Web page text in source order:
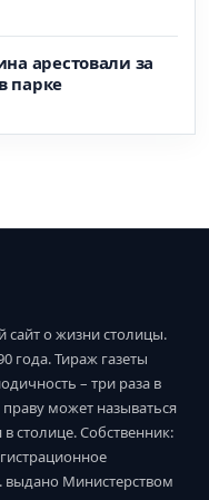
арестовали за
парке
о жизни столицы.
года. Тираж газеты
– три раза в
может называться
столице. Собственник:
выдано Министерством